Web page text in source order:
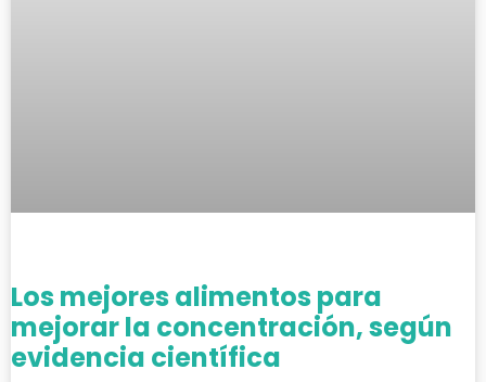
Los mejores alimentos para
mejorar la concentración, según
evidencia científica